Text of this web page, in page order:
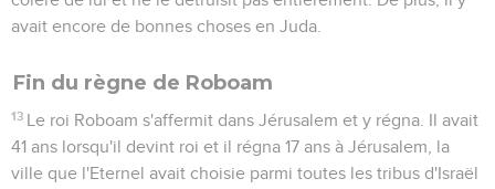
avait encore de bonnes choses en Juda.
Fin du règne de Roboam
13 Le roi Roboam s'affermit dans Jérusalem et y régna. Il avait
41 ans lorsqu'il devint roi et il régna 17 ans à Jérusalem, la
ville que l'Eternel avait choisie parmi toutes les tribus d'Israël